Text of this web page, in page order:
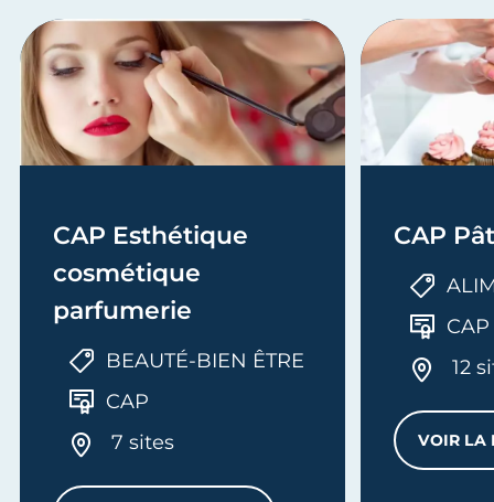
CAP Esthétique
cosmétique
parfumerie
BEAUTÉ-BIEN ÊTRE
CAP
7 sites
CAP
CAP
12
VOIR LA